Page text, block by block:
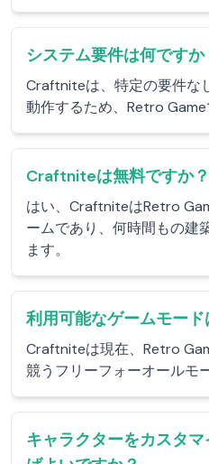
システム要件は何ですか
Craftniteは、特定の要件な
動作するため、Retro Game
Craftniteは無料ですか？
はい、CraftniteはRetro
ームであり、何時間もの建
ます。
利用可能なゲームモード
Craftniteは現在、Retro
競うフリーフォーオールモ
キャラクターをカスタ